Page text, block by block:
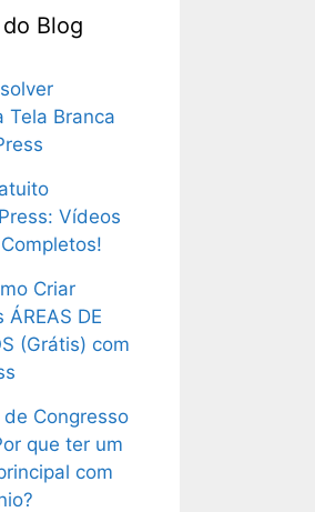
Blog
Tela Branca
Vídeos
Criar
DE
(Grátis) com
Congresso
que ter um
com